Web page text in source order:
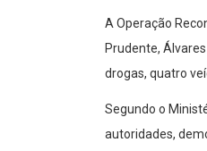
A Operação
Prudente,
drogas, quatro
Segundo o
autoridades,